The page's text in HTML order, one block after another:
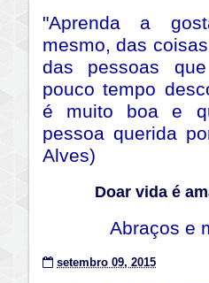
"Aprenda a
mesmo, das
das pessoas
pouco tempo
é muito boa e
pessoa querida
Alves)
Doar vida é
Abraços e
setembro 09, 2015